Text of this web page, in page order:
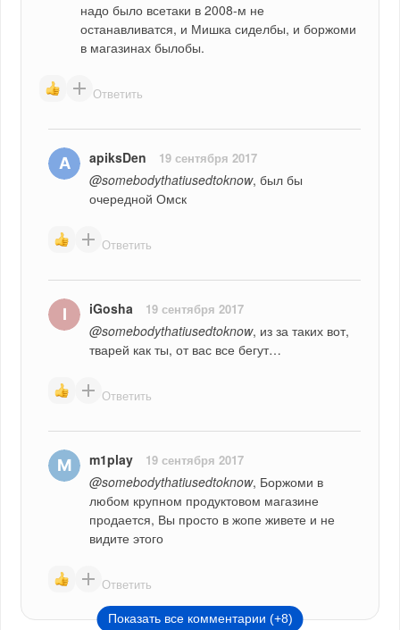
надо было всетаки в 2008-м не
останавливатся, и Мишка сиделбы, и боржоми
в магазинах былобы.
Ответить
apiksDen 19 сентября 2017
@somebodythatiusedtoknow, был бы
очередной Омск
Ответить
iGosha 19 сентября 2017
@somebodythatiusedtoknow, из за таких вот,
тварей как ты, от вас все бегут…
Ответить
m1play 19 сентября 2017
@somebodythatiusedtoknow, Боржоми в
любом крупном продуктовом магазине
продается, Вы просто в жопе живете и не
видите этого
Ответить
Показать все комментарии (+8)